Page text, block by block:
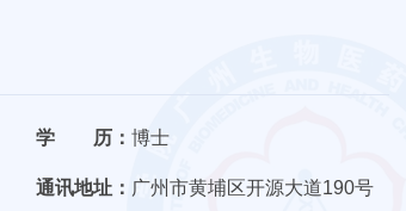
学 历： 博士
通讯地址： 广州市黄埔区开源大道190号